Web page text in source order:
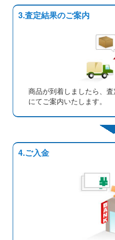
3.査定結果のご案内
商品が到着しましたら、
にてご案内いたします。
4.ご入金